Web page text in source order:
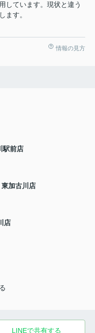
しています。現状と違う
ます。
情報の見方
駅前店
加古川店
店
LINEで共有する